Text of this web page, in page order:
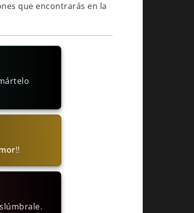
que encontrarás en la
!!